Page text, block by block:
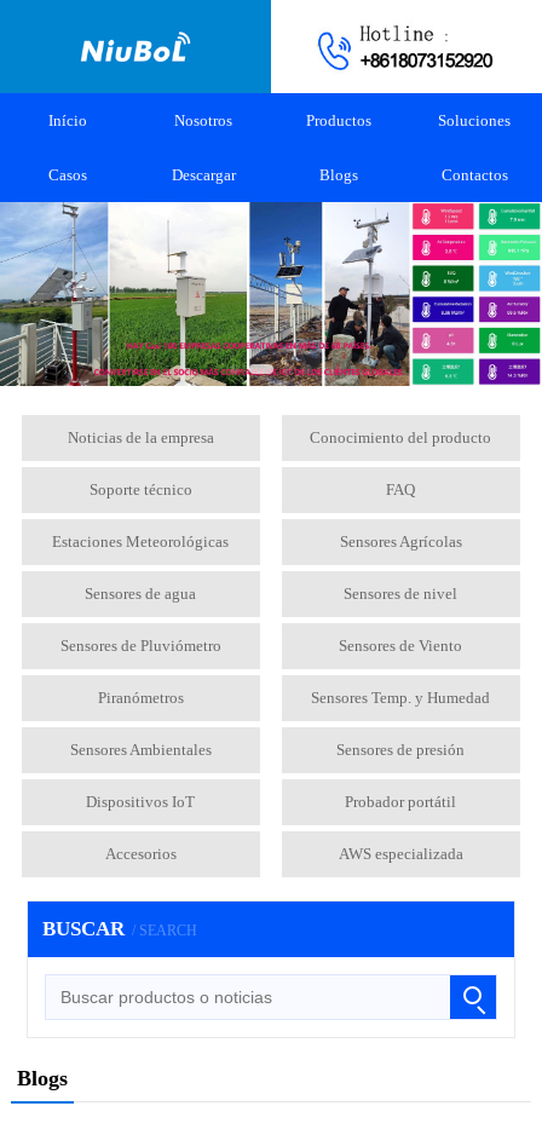
Início Nosotros Productos Soluciones
Casos Descargar Blogs Contactos
Noticias de la empresa Conocimiento del producto
Soporte técnico FAQ
Estaciones Meteorológicas Sensores Agrícolas
Sensores de agua Sensores de nivel
Sensores de Pluviómetro Sensores de Viento
Piranómetros Sensores Temp. y Humedad
Sensores Ambientales Sensores de presión
Dispositivos IoT Probador portátil
Accesorios AWS especializada
BUSCAR / SEARCH
Blogs